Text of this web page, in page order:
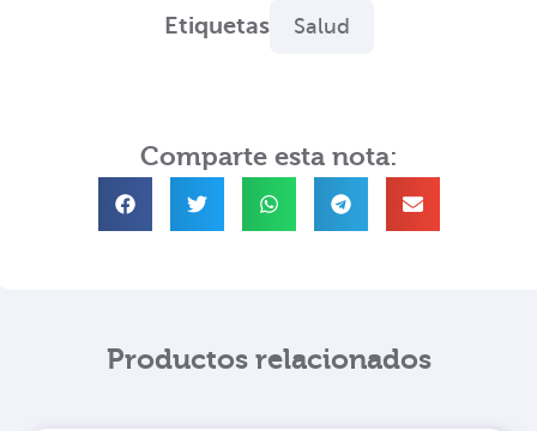
Etiquetas Salud
Comparte esta nota:
Productos relacionados